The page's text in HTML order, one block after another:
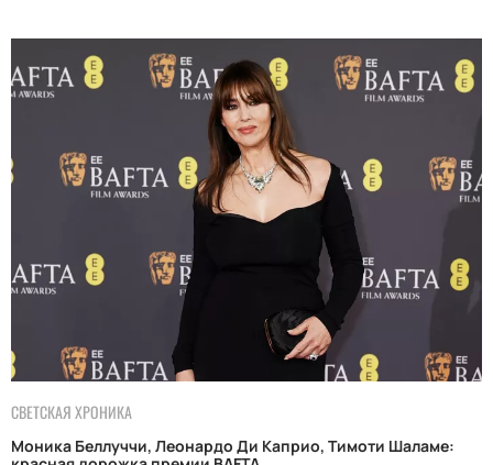
СВЕТСКАЯ ХРОНИКА
Моника Беллуччи, Леонардо Ди Каприо, Тимоти Шаламе: